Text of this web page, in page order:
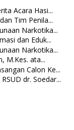
Acara Hasi...
Tim Penila...
Narkotika...
dan Eduk...
Narkotika...
M.Kes. ata...
Calon Ke...
dr. Soedar...